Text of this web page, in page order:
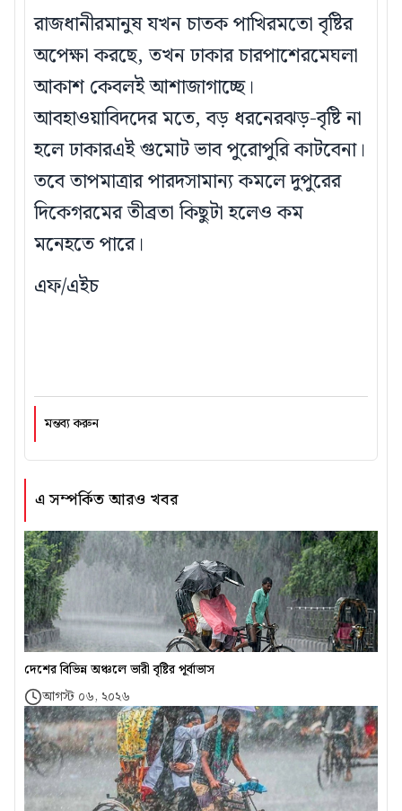
এ সম্পর্কিত আরও খবর
দেশের বিভিন্ন অঞ্চলে ভারী বৃষ্টির পূর্বাভাস
আগস্ট ০৬, ২০২৬
রাজধানীরমানুষ যখন চাতক পাখিরমতো বৃষ্টির
অপেক্ষা করছে, তখন ঢাকার চারপাশেরমেঘলা
আকাশ কেবলই আশাজাগাচ্ছে।
আবহাওয়াবিদদের মতে, বড় ধরনেরঝড়-বৃষ্টি না
হলে ঢাকারএই গুমোট ভাব পুরোপুরি কাটবেনা।
তবে তাপমাত্রার পারদসামান্য কমলে দুপুরের
দিকেগরমের তীব্রতা কিছুটা হলেও কম
মনেহতে পারে।
এফ/এইচ
মন্তব্য করুন